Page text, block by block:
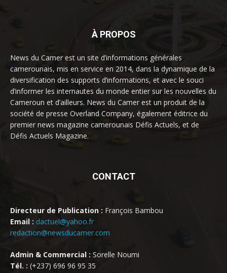
À PROPOS
News du Camer est un site d’informations générales
camerounais, mis en service en 2014, dans la dynamique de la
diversification des supports d’informations, et avec le souci
d’informer les internautes du monde entier sur les nouvelles du
Cameroun et d’ailleurs. News du Camer est un produit de la
société de presse Overland Company, également éditrice du
premier news magazine camerounais Défis Actuels, et de
Défis Actuels Magazine.
CONTACT
Directeur de Publication : François Bambou
Email : dactuel@yahoo.fr
redaction@newsducamer.com
Admin & Commercial : Sorelle Noumi
Tél. : (+237) 696 96 95 35